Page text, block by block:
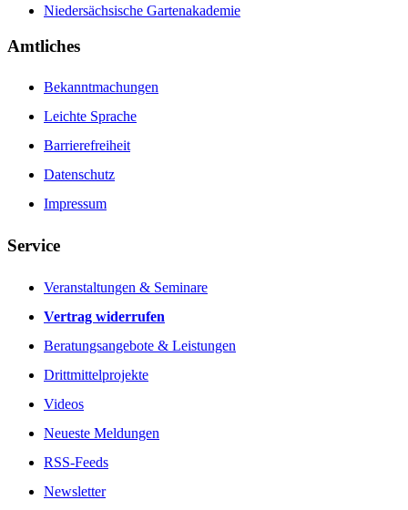
Niedersächsische Gartenakademie
Amtliches
Bekanntmachungen
Leichte Sprache
Barrierefreiheit
Datenschutz
Impressum
Service
Veranstaltungen & Seminare
Vertrag widerrufen
Beratungsangebote & Leistungen
Drittmittelprojekte
Videos
Neueste Meldungen
RSS-Feeds
Newsletter